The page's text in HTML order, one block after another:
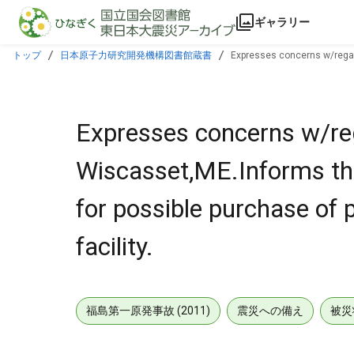
本文に飛ぶ
ギャラリー
トップ 日本原子力研究開発機構図書館蔵書
Expresses concerns w/
Expresses concerns w/
Wiscasset,ME.Informs
for possible purchase of
facility.
福島第一原発事故 (2011) 震災への備え 被災